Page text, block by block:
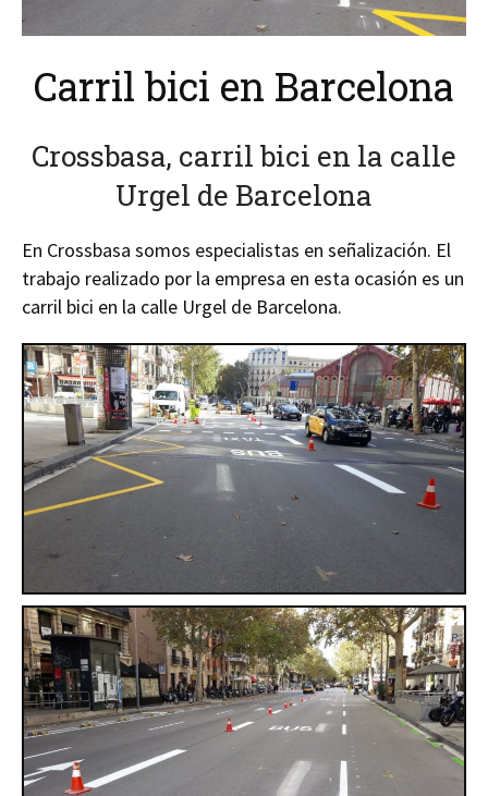
Carril bici en Barcelona
Crossbasa, carril bici en la calle
Urgel de Barcelona
En Crossbasa somos especialistas en señalización. El
trabajo realizado por la empresa en esta ocasión es un
carril bici en la calle Urgel de Barcelona.